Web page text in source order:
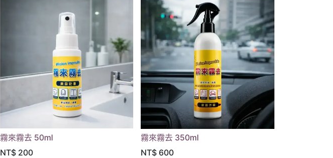
霧來霧去 50ml
NT$ 200
霧來霧去 350ml
NT$ 600